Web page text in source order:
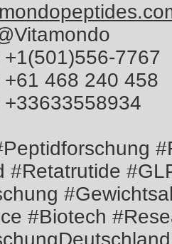
7767
468 240 458
#Retatrutide
#Biotech